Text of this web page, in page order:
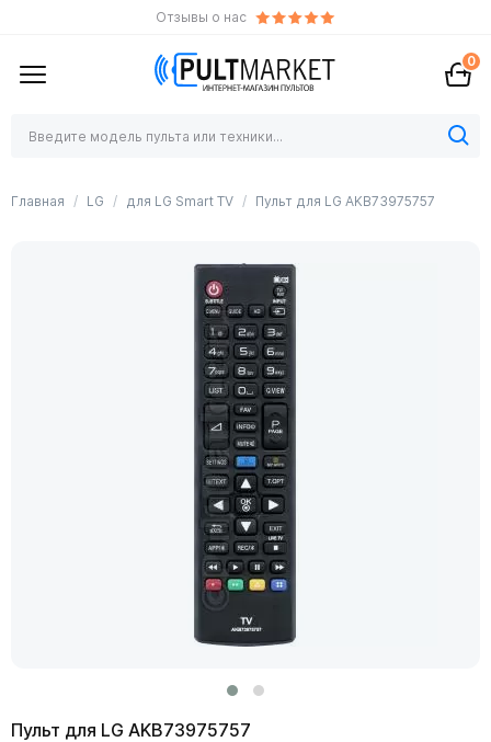
Отзывы о нас
0
Главная LG для LG Smart TV Пульт для LG AKB73975757
Пульт для LG AKB73975757